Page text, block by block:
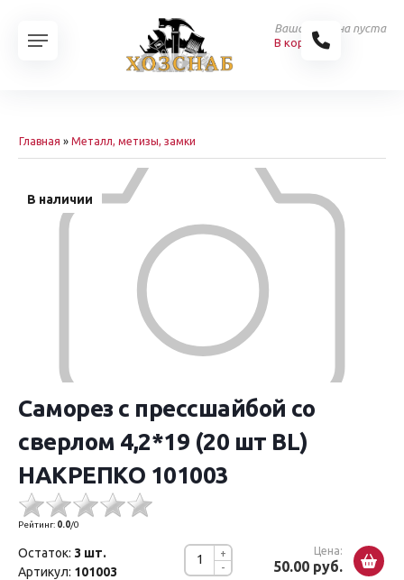
Ваша корзина пуста
В корзину
Главная » Металл, метизы, замки
В наличии
Саморез с прессшайбой со
сверлом 4,2*19 (20 шт BL)
НАКРЕПКО 101003
Рейтинг: 0.0/0
-
+ Цена:
50.00 руб.
Остаток: 3 шт.
Артикул: 101003